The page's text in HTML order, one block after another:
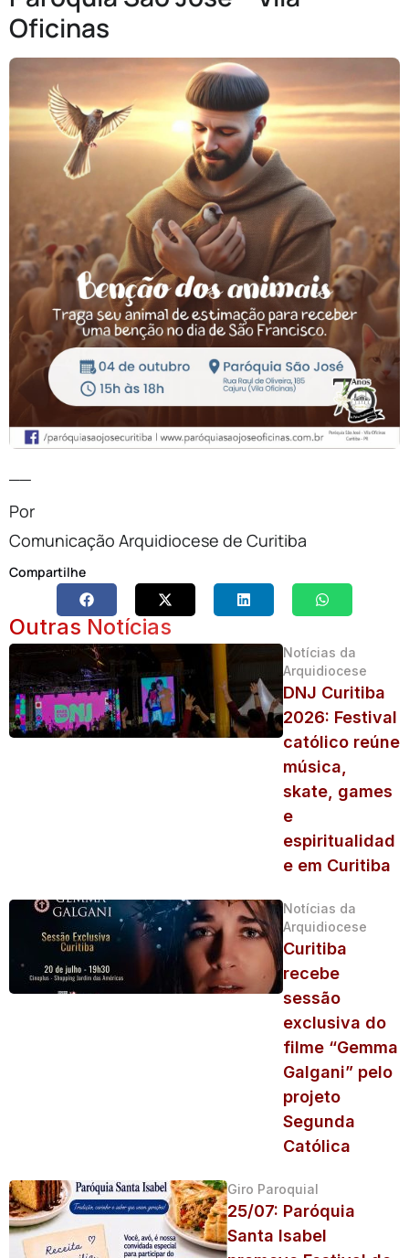
Oficinas
Por
Comunicação Arquidiocese de Curitiba
Compartilhe
Outras Notícias
Notícias da
Arquidiocese
DNJ Curitiba
2026: Festival
católico reúne
música,
skate, games
e
espiritualidad
e em Curitiba
Notícias da
Arquidiocese
Curitiba
recebe
sessão
exclusiva do
filme “Gemma
Galgani” pelo
projeto
Segunda
Católica
Giro Paroquial
25/07: Paróquia
Santa Isabel